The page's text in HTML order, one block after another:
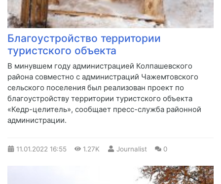
Благоустройство территории
туристского объекта
В минувшем году администрацией Колпашевского
района совместно с администраций Чажемтовского
сельского поселения был реализован проект по
благоустройству территории туристского объекта
«Кедр-целитель», сообщает пресс-служба районной
администрации.
11.01.2022 16:55 1.27K Journalist 0